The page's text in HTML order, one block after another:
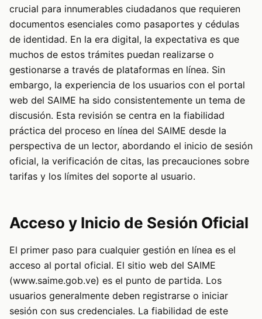
crucial para innumerables ciudadanos que requieren
documentos esenciales como pasaportes y cédulas
de identidad. En la era digital, la expectativa es que
muchos de estos trámites puedan realizarse o
gestionarse a través de plataformas en línea. Sin
embargo, la experiencia de los usuarios con el portal
web del SAIME ha sido consistentemente un tema de
discusión. Esta revisión se centra en la fiabilidad
práctica del proceso en línea del SAIME desde la
perspectiva de un lector, abordando el inicio de sesión
oficial, la verificación de citas, las precauciones sobre
tarifas y los límites del soporte al usuario.
Acceso y Inicio de Sesión Oficial
El primer paso para cualquier gestión en línea es el
acceso al portal oficial. El sitio web del SAIME
(www.saime.gob.ve) es el punto de partida. Los
usuarios generalmente deben registrarse o iniciar
sesión con sus credenciales. La fiabilidad de este